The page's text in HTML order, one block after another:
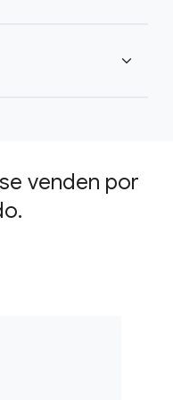
expand_more
venden por